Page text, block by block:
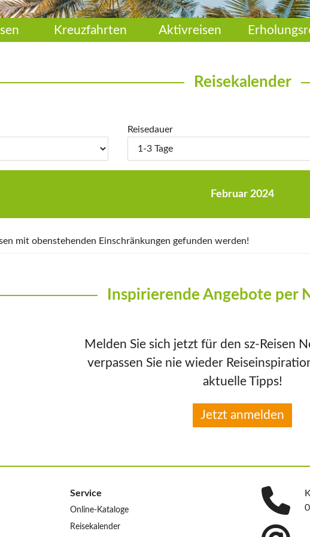
Kreuzfahrten Aktivreisen
Reisekalender
Reisedauer
Februar 2024
mit obenstehenden Einschränkungen gefunden werden!
Inspirierende Angebote per
Melden Sie sich jetzt für den sz-Reisen
verpassen Sie nie wieder
aktuelle Tipps!
Jetzt anmelden
Service
Online-Kataloge
Reisekalender